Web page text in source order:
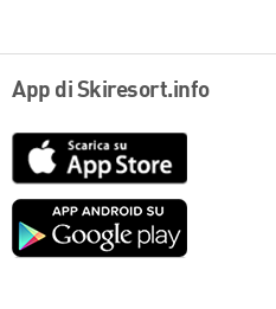
App di Skiresort.info
Google